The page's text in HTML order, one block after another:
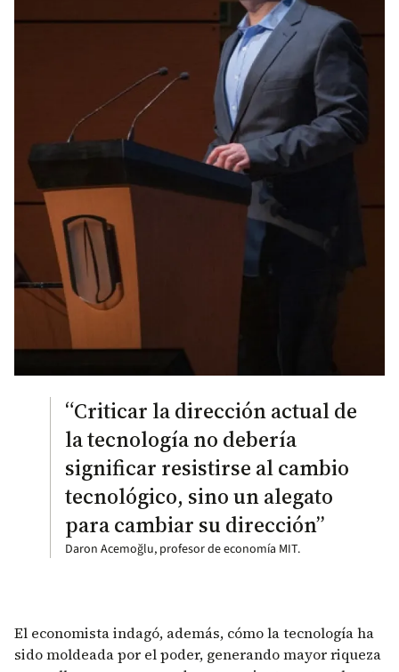
“Criticar la dirección actual de
la tecnología no debería
significar resistirse al cambio
tecnológico, sino un alegato
para cambiar su dirección”
Daron Acemoğlu, profesor de economía MIT.
El economista indagó, además, cómo la tecnología ha
sido moldeada por el poder, generando mayor riqueza